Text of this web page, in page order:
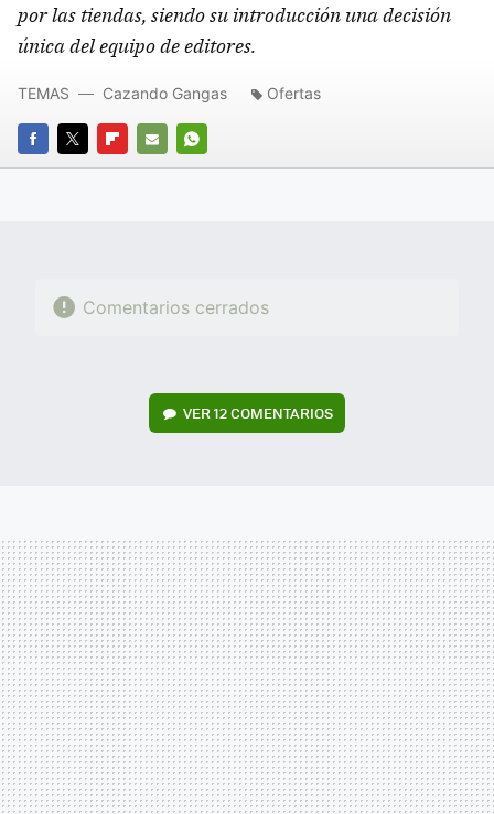
por las tiendas, siendo su introducción una decisión
única del equipo de editores.
FACEBOOK
TWITTERFLIPBOARD
E-
WHATSAPP
TEMAS Cazando Gangas Ofertas
Comentarios cerrados
VER 12 COMENTARIOS